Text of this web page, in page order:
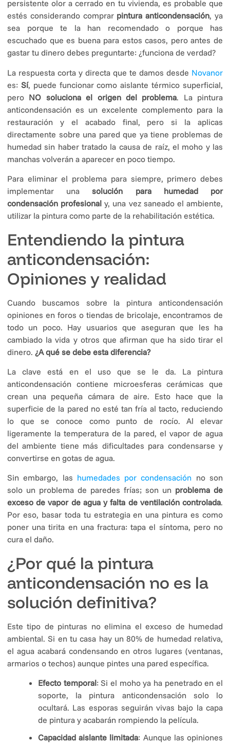
persistente olor a cerrado en tu vivienda, es probable que
estés considerando comprar pintura anticondensación, ya
sea porque te la han recomendado o porque has
escuchado que es buena para estos casos, pero antes de
gastar tu dinero debes preguntarte: ¿funciona de verdad?
La respuesta corta y directa que te damos desde Novanor
es: Sí, puede funcionar como aislante térmico superficial,
pero NO soluciona el origen del problema. La pintura
anticondensación es un excelente complemento para la
restauración y el acabado final, pero si la aplicas
directamente sobre una pared que ya tiene problemas de
humedad sin haber tratado la causa de raíz, el moho y las
manchas volverán a aparecer en poco tiempo.
Para eliminar el problema para siempre, primero debes
implementar unasolución para humedad por
condensación profesional y, una vez saneado el ambiente,
utilizar la pintura como parte de la rehabilitación estética.
Entendiendo la pintura
anticondensación:
Opiniones y realidad
Cuando buscamos sobre la pintura anticondensación
opiniones en foros o tiendas de bricolaje, encontramos de
todo un poco. Hay usuarios que aseguran que les ha
cambiado la vida y otros que afirman que ha sido tirar el
dinero. ¿A qué se debe esta diferencia?
La clave está en el uso que se le da. La pintura
anticondensación contiene microesferas cerámicas que
crean una pequeña cámara de aire. Esto hace que la
superficie de la pared no esté tan fría al tacto, reduciendo
lo que se conoce como punto de rocío. Al elevar
ligeramente la temperatura de la pared, el vapor de agua
del ambiente tiene más dificultades para condensarse y
convertirse en gotas de agua.
Sin embargo, las humedades por condensación no son
solo un problema de paredes frías; son un problema de
exceso de vapor de agua y falta de ventilación controlada.
Por eso, basar toda tu estrategia en una pintura es como
poner una tirita en una fractura: tapa el síntoma, pero no
cura el daño.
¿Por qué la pintura
anticondensación no es la
solución definitiva?
Este tipo de pinturas no elimina el exceso de humedad
ambiental. Si en tu casa hay un 80% de humedad relativa,
el agua acabará condensando en otros lugares (ventanas,
armarios o techos) aunque pintes una pared específica.
Efecto temporal: Si el moho ya ha penetrado en el
soporte, la pintura anticondensación solo lo
ocultará. Las esporas seguirán vivas bajo la capa
de pintura y acabarán rompiendo la película.
Capacidad aislante limitada: Aunque las opiniones